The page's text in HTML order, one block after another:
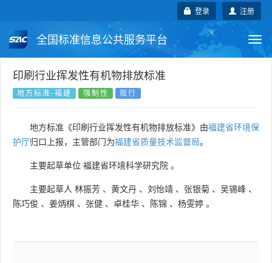
注册
登录
全国标准信息公共服务平台
国家标准 行业标准
国外标准 技术委员会
印刷行业挥发性有机物排放标准
地方标准-福建 强制性 现行
地方标准《印刷行业挥发性有机物排放标准》由福建省环境保
护厅归口上报，主管部门为福建省质量技术监督局。
主要起草单位 福建省环境科学研究院 。
主要起草人 林振芳 、 黄文丹 、 刘怡靖 、 张银菊 、 吴锡峰 、
陈巧俊 、 姜炳棋 、 张健 、 卓桂华 、 陈锦 、 杨雯婷 。